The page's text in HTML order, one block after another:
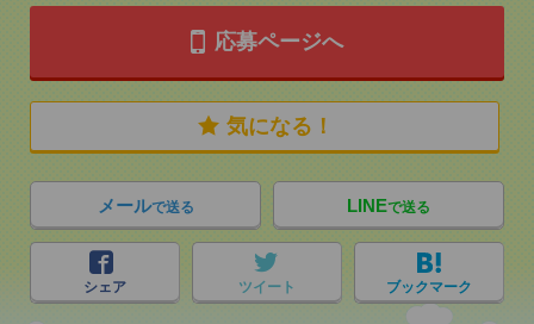
応募ページへ
気になる！
メールで送る LINEで送る
シェア ツイート ブックマーク